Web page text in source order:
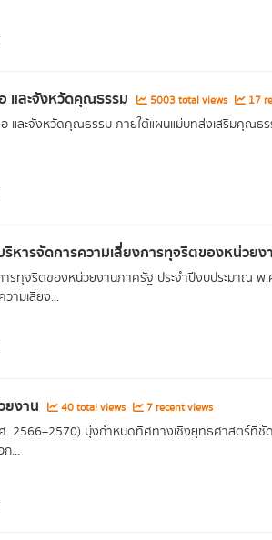
และจังหวัดคุณธรรม 5003 total views 17
และจังหวัดคุณธรรม ภายใต้แผนแม่บทส่งเสริมคุณธร
หารจัดการความเสี่ยงการทุจริตของหน่วยง
ารทุจริตของหน่วยงานภาครัฐ ประจำปีงบประมาณ
ามเสี่ยง...
งาน 40 total views 7 recent views
2566–2570) มุ่งกำหนดทิศทางเชิงยุทธศาสตร์ที่ชั
...